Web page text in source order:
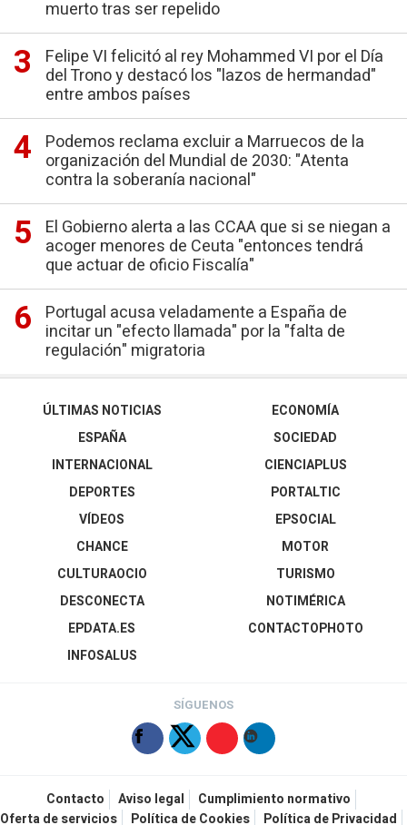
muerto tras ser repelido
Felipe VI felicitó al rey Mohammed VI por el Día
del Trono y destacó los "lazos de hermandad"
entre ambos países
Podemos reclama excluir a Marruecos de la
organización del Mundial de 2030: "Atenta
contra la soberanía nacional"
El Gobierno alerta a las CCAA que si se niegan a
acoger menores de Ceuta "entonces tendrá
que actuar de oficio Fiscalía"
Portugal acusa veladamente a España de
incitar un "efecto llamada" por la "falta de
regulación" migratoria
ÚLTIMAS NOTICIAS
ESPAÑA
INTERNACIONAL
DEPORTES
VÍDEOS
ECONOMÍA
SOCIEDAD
CIENCIAPLUS
PORTALTIC
EPSOCIAL
CHANCE
CULTURAOCIO
DESCONECTA
EPDATA.ES
INFOSALUS
MOTOR
TURISMO
NOTIMÉRICA
CONTACTOPHOTO
SÍGUENOS
Contacto Aviso legal
Cumplimiento normativo
Oferta de servicios
Política de Cookies Política de Privacidad